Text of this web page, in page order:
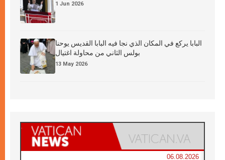
1 Jun 2026
البابا يركع في المكان الذي نجا فيه البابا القديس يوحنا
بولس الثاني من محاولة اغتيال
13 May 2026
06.08.2026